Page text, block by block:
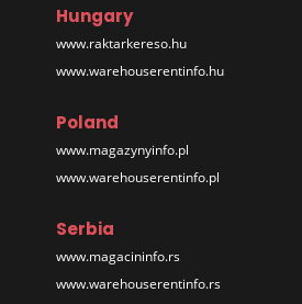
Hungary
www.raktarkereso.hu
www.warehouserentinfo.hu
Poland
www.magazynyinfo.pl
www.warehouserentinfo.pl
Serbia
www.magacininfo.rs
www.warehouserentinfo.rs